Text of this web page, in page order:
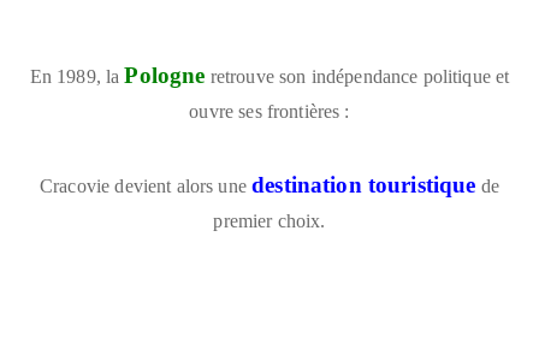
En 1989, la Pologne retrouve son indépendance politique et
ouvre ses frontières :
Cracovie devient alors une destination touristique de
premier choix.